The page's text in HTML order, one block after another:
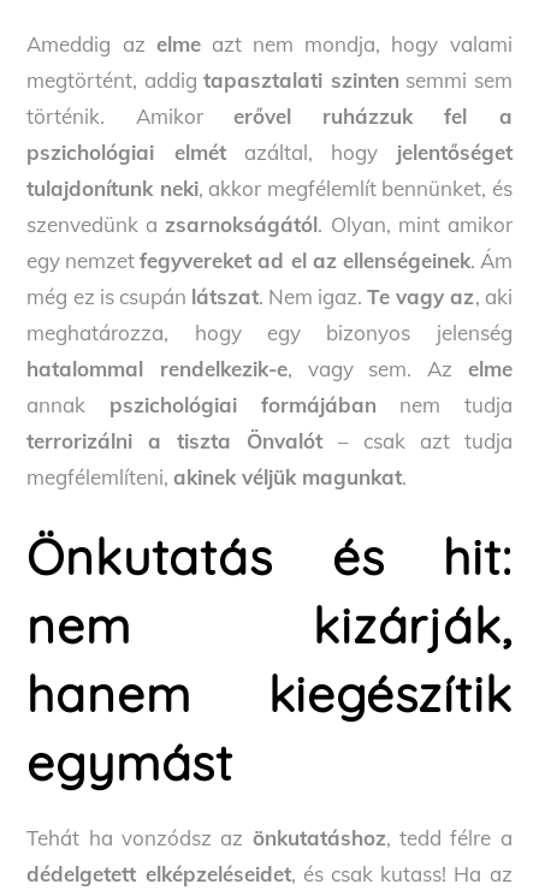
Ameddig az elmeazt nem mondja, hogy valami
megtörtént, addigtapasztalati szinten semmi sem
történik. Amikor erővel ruházzuk fel a
pszichológiai elmétazáltal, hogy jelentőséget
tulajdonítunk neki, akkor megfélemlít bennünket, és
szenvedünk a zsarnokságától. Olyan, mint amikor
egy nemzetfegyvereket ad el az ellenségeinek. Ám
még ez is csupán látszat. Nem igaz.Te vagy az, aki
meghatározza, hogy egy bizonyos jelenség
hatalommal rendelkezik-e, vagy sem. Az elme
annak pszichológiai formájában nem tudja
terrorizálni a tiszta Önvalót – csak azt tudja
megfélemlíteni,akinek véljük magunkat.
Önkutatás és hit:
nem kizárják,
hanem kiegészítik
egymást
Tehát ha vonzódsz az önkutatáshoz, tedd félre a
dédelgetett elképzeléseidet, és csak kutass! Ha az